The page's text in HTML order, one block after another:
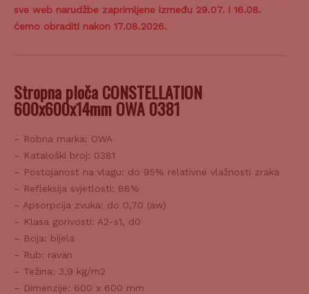
sve web narudžbe zaprimljene između 29.07. i 16.08.
ćemo obraditi nakon 17.08.2026.
Stropna ploča CONSTELLATION
600x600x14mm OWA 0381
– Robna marka: OWA
– Kataloški broj: 0381
– Postojanost na vlagu: do 95% relativne vlažnosti zraka
– Refleksija svjetlosti: 88%
– Apsorpcija zvuka: do 0,70 (aw)
– Klasa gorivosti: A2-s1, d0
– Boja: bijela
– Rub: ravan
– Težina: 3,9 kg/m2
– Dimenzije: 600 x 600 mm